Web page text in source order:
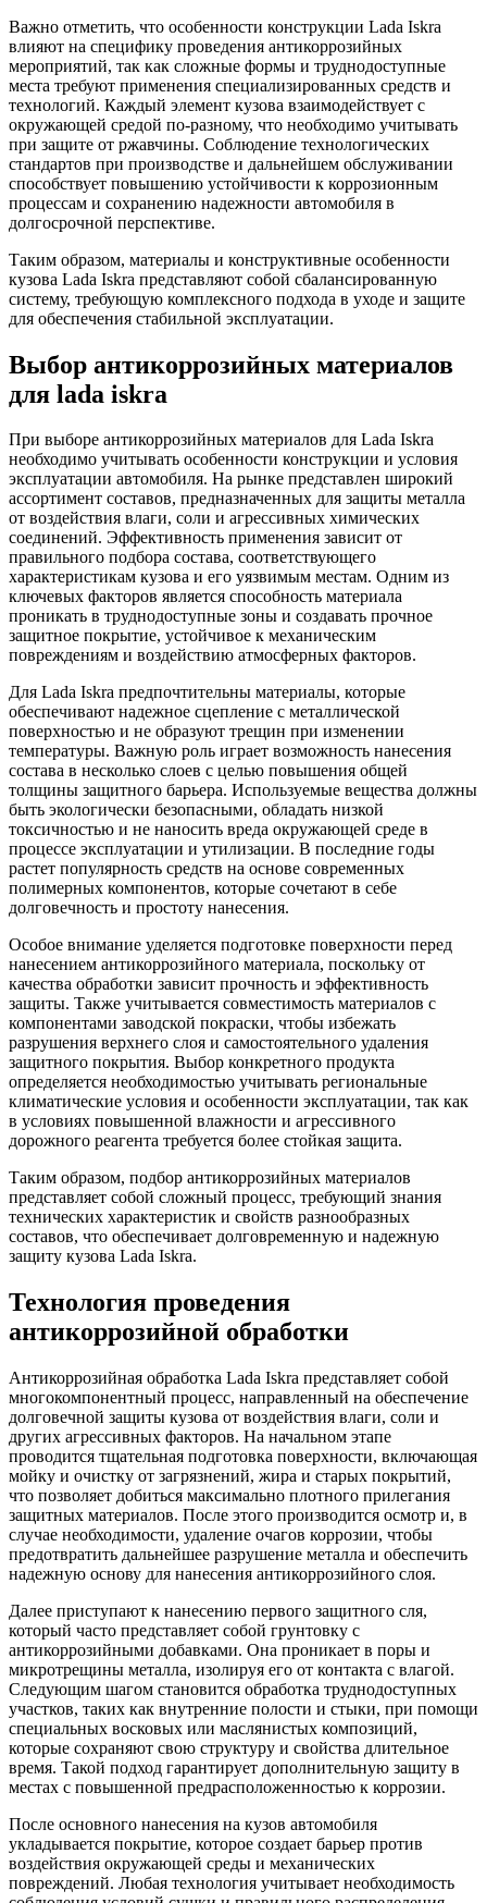
Важно отметить, что особенности конструкции Lada Iskra
влияют на специфику проведения антикоррозийных
мероприятий, так как сложные формы и труднодоступные
места требуют применения специализированных средств и
технологий. Каждый элемент кузова взаимодействует с
окружающей средой по-разному, что необходимо учитывать
при защите от ржавчины. Соблюдение технологических
стандартов при производстве и дальнейшем обслуживании
способствует повышению устойчивости к коррозионным
процессам и сохранению надежности автомобиля в
долгосрочной перспективе.
Таким образом, материалы и конструктивные особенности
кузова Lada Iskra представляют собой сбалансированную
систему, требующую комплексного подхода в уходе и защите
для обеспечения стабильной эксплуатации.
Выбор антикоррозийных материалов
для lada iskra
При выборе антикоррозийных материалов для Lada Iskra
необходимо учитывать особенности конструкции и условия
эксплуатации автомобиля. На рынке представлен широкий
ассортимент составов, предназначенных для защиты металла
от воздействия влаги, соли и агрессивных химических
соединений. Эффективность применения зависит от
правильного подбора состава, соответствующего
характеристикам кузова и его уязвимым местам. Одним из
ключевых факторов является способность материала
проникать в труднодоступные зоны и создавать прочное
защитное покрытие, устойчивое к механическим
повреждениям и воздействию атмосферных факторов.
Для Lada Iskra предпочтительны материалы, которые
обеспечивают надежное сцепление с металлической
поверхностью и не образуют трещин при изменении
температуры. Важную роль играет возможность нанесения
состава в несколько слоев с целью повышения общей
толщины защитного барьера. Используемые вещества должны
быть экологически безопасными, обладать низкой
токсичностью и не наносить вреда окружающей среде в
процессе эксплуатации и утилизации. В последние годы
растет популярность средств на основе современных
полимерных компонентов, которые сочетают в себе
долговечность и простоту нанесения.
Особое внимание уделяется подготовке поверхности перед
нанесением антикоррозийного материала, поскольку от
качества обработки зависит прочность и эффективность
защиты. Также учитывается совместимость материалов с
компонентами заводской покраски, чтобы избежать
разрушения верхнего слоя и самостоятельного удаления
защитного покрытия. Выбор конкретного продукта
определяется необходимостью учитывать региональные
климатические условия и особенности эксплуатации, так как
в условиях повышенной влажности и агрессивного
дорожного реагента требуется более стойкая защита.
Таким образом, подбор антикоррозийных материалов
представляет собой сложный процесс, требующий знания
технических характеристик и свойств разнообразных
составов, что обеспечивает долговременную и надежную
защиту кузова Lada Iskra.
Технология проведения
антикоррозийной обработки
Антикоррозийная обработка Lada Iskra представляет собой
многокомпонентный процесс, направленный на обеспечение
долговечной защиты кузова от воздействия влаги, соли и
других агрессивных факторов. На начальном этапе
проводится тщательная подготовка поверхности, включающая
мойку и очистку от загрязнений, жира и старых покрытий,
что позволяет добиться максимально плотного прилегания
защитных материалов. После этого производится осмотр и, в
случае необходимости, удаление очагов коррозии, чтобы
предотвратить дальнейшее разрушение металла и обеспечить
надежную основу для нанесения антикоррозийного слоя.
Далее приступают к нанесению первого защитного сля,
который часто представляет собой грунтовку с
антикоррозийными добавками. Она проникает в поры и
микротрещины металла, изолируя его от контакта с влагой.
Следующим шагом становится обработка труднодоступных
участков, таких как внутренние полости и стыки, при помощи
специальных восковых или маслянистых композиций,
которые сохраняют свою структуру и свойства длительное
время. Такой подход гарантирует дополнительную защиту в
местах с повышенной предрасположенностью к коррозии.
После основного нанесения на кузов автомобиля
укладывается покрытие, которое создает барьер против
воздействия окружающей среды и механических
повреждений. Любая технология учитывает необходимость